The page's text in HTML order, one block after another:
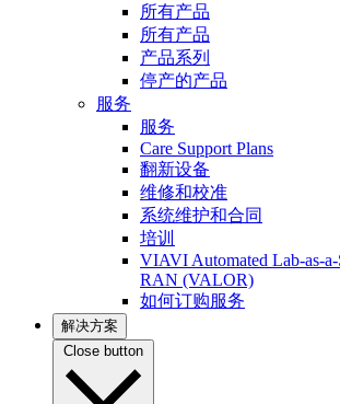
所有产品
所有产品
产品系列
停产的产品
服务
服务
Care Support Plans
翻新设备
维修和校准
系统维护和合同
培训
VIAVI Automated Lab-as-
RAN (VALOR)
如何订购服务
解决方案
Close button